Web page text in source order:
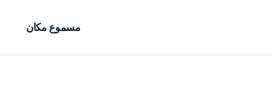
مسموع مكان